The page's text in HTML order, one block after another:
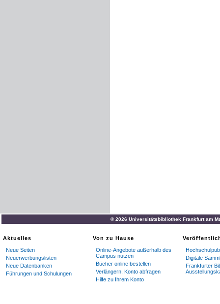
© 2026 Universitätsbibliothek Frankfurt am
Aktuelles
Neue Seiten
Neuerwerbungslisten
Neue Datenbanken
Führungen und Schulungen
Von zu Hause
Online-Angebote außerhalb des
Campus nutzen
Bücher online bestellen
Verlängern, Konto abfragen
Hilfe zu Ihrem Konto
Digitale
Frankfurter